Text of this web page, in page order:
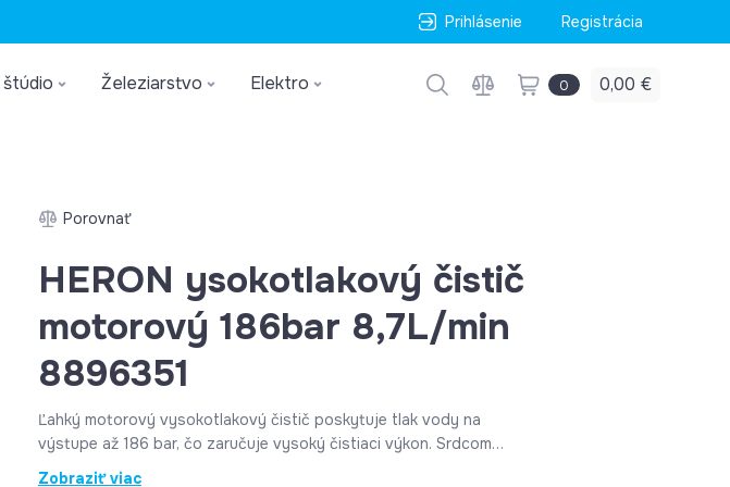
Prihlásenie Registrácia
Železiarstvo Elektro 0 0,00 €
Porovnať
HERON ysokotlakový čistič
motorový 186bar 8,7L/min
8896351
Ľahký motorový vysokotlakový čistič poskytuje tlak vody na
výstupe až 186 bar, čo zaručuje vysoký čistiaci výkon. Srdcom
čističa je kvalitný HERON motor a čerpadlo talianskej značky AR,
Zobraziť viac